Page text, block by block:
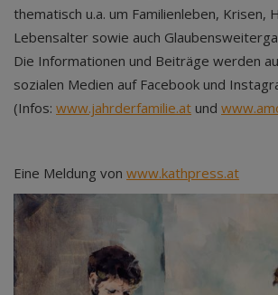
thematisch u.a. um Familienleben, Krisen,
Lebensalter sowie auch
Die Informationen und Beiträge werden
sozialen Medien auf Facebook und
(Infos: www.jahrderfamilie.at und
Eine Meldung von www.kathpress.at